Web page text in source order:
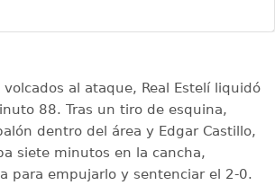
volcados al ataque, Real Estelí liquidó
88. Tras un tiro de esquina,
dentro del área y Edgar Castillo,
siete minutos en la cancha,
para empujarlo y sentenciar el 2-0.